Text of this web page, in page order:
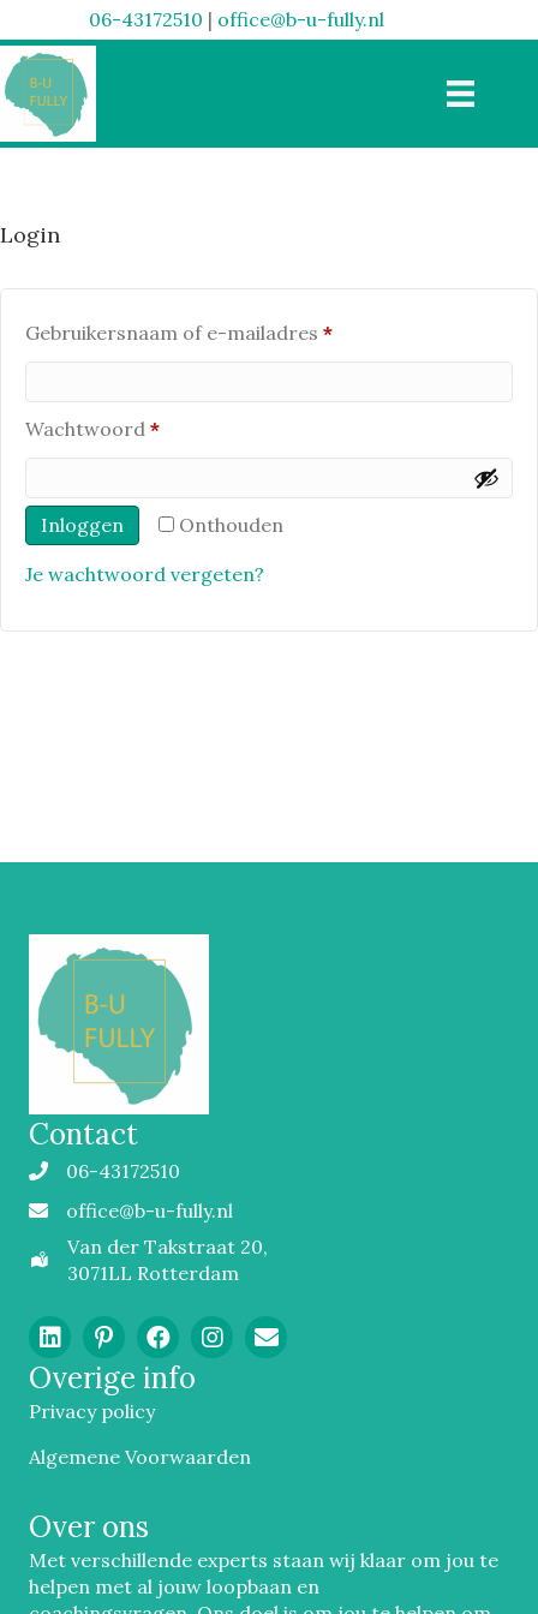
06-43172510 | office@b-u-fully.nl
Login
Gebruikersnaam of e-mailadres *Vereist
Wachtwoord *Vereist
Onthouden
Inloggen
Je wachtwoord vergeten?
Contact
Mobiel06-43172510
Emailoffice@b-u-fully.nl
Van der Takstraat 20,
3071LL Rotterdam
Overige info
Privacy policy
Algemene Voorwaarden
Over ons
Met verschillende experts staan wij klaar om jou te
helpen met al jouw loopbaan en